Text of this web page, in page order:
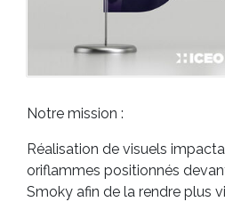
Notre mission :
Réalisation de visuels
oriflammes positionnés
Smoky afin de la rendre plus